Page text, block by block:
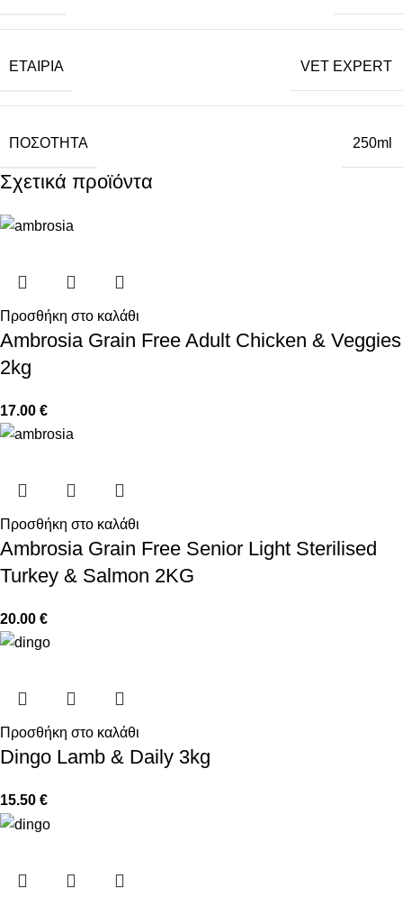
ΕΤΑΙΡΙΑ VET EXPERT
ΠΟΣΟΤΗΤΑ 250ml
Σχετικά προϊόντα
Προσθήκη στο καλάθι
Ambrosia Grain Free Adult Chicken & Veggies
2kg
17.00 €
Προσθήκη στο καλάθι
Ambrosia Grain Free Senior Light Sterilised
Turkey & Salmon 2KG
20.00 €
Προσθήκη στο καλάθι
Dingo Lamb & Daily 3kg
15.50 €